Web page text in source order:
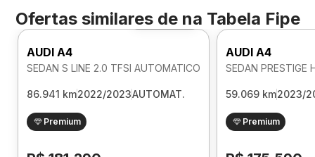
Ofertas similares de na Tabela Fipe
Foto 360º
AUDI A4
SEDAN S LINE 2.0 TFSI AUTOMATICO
86.941 km2022/2023AUTOMAT.
Premium
AUDI A4
59.069 km2023/
Premium